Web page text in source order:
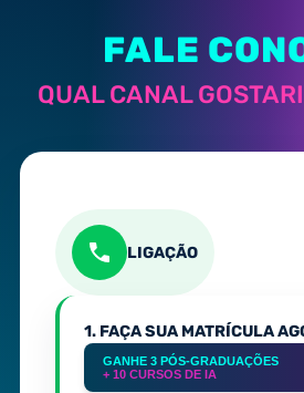
FALE
QUAL CANAL
LIGAÇÃO
1. FAÇA SUA MATRÍCULA
GANHE 3 PÓS-GRADUAÇÕES
+ 10 CURSOS DE IA